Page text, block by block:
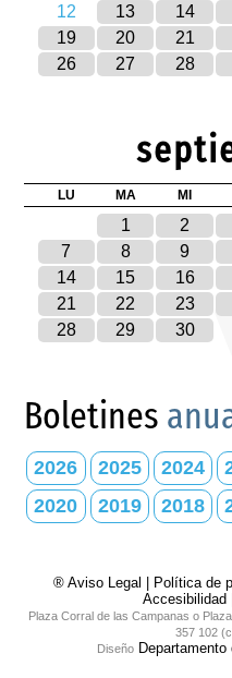
12
13 14
19
20 21
26
27 28
LU MA MI
1 2
7
8 9
14
15 16
21
22 23
28
29 30
Boletines
2026 2025 2024
2020
2019 2018
® Aviso Legal | Política de
Accesibilidad
Plaza Corral de las Campanas o
357 102
DiseñoDepartamento